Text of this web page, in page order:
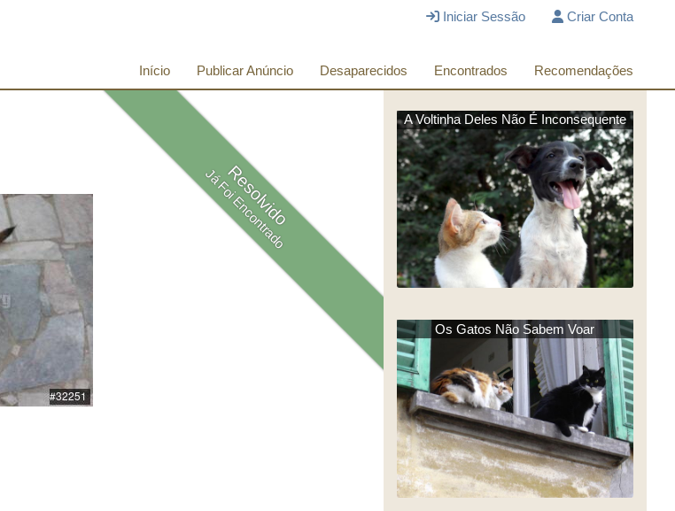
Iniciar Sessão Criar Conta
Início Publicar Anúncio Desaparecidos Encontrados Recomendações
Resolvido
Já Foi Encontrado
A Voltinha Deles Não É Inconsequente
Os Gatos Não Sabem Voar